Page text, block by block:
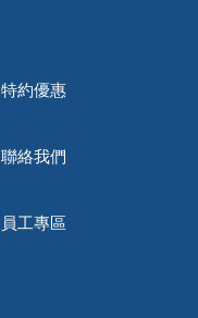
特約優惠
聯絡我們
員工專區